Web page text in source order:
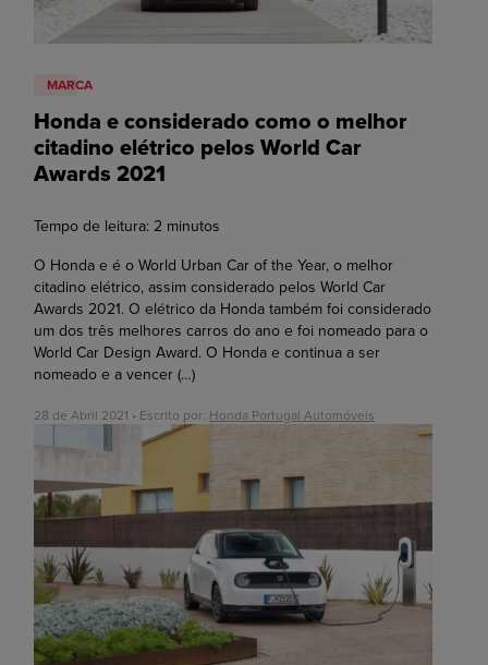
MARCA
Honda e considerado como o melhor
citadino elétrico pelos World Car
Awards 2021
Tempo de leitura: 2 minutos
O Honda e é o World Urban Car of the Year, o melhor
citadino elétrico, assim considerado pelos World Car
Awards 2021. O elétrico da Honda também foi considerado
um dos três melhores carros do ano e foi nomeado para o
World Car Design Award. O Honda e continua a ser
nomeado e a vencer (…)
28 de Abril 2021 • Escrito por: Honda Portugal Automóveis